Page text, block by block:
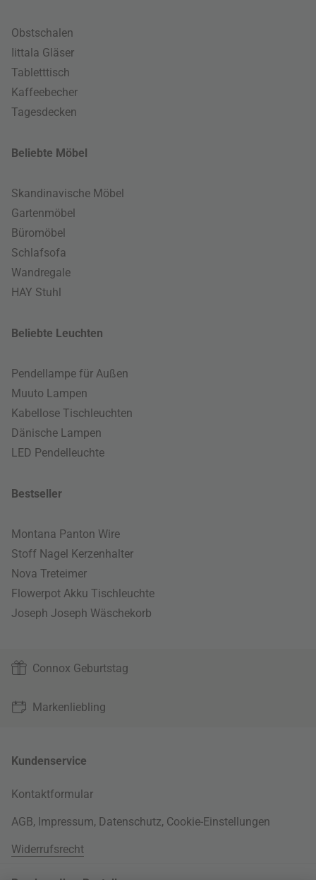
Obstschalen
Iittala Gläser
Tabletttisch
Kaffeebecher
Tagesdecken
Beliebte Möbel
Skandinavische Möbel
Gartenmöbel
Büromöbel
Schlafsofa
Wandregale
HAY Stuhl
Beliebte Leuchten
Pendellampe für Außen
Muuto Lampen
Kabellose Tischleuchten
Dänische Lampen
LED Pendelleuchte
Bestseller
Montana Panton Wire
Stoff Nagel Kerzenhalter
Nova Treteimer
Flowerpot Akku Tischleuchte
Joseph Joseph Wäschekorb
Connox Geburtstag
Markenliebling
Kundenservice
Kontaktformular
AGB, Impressum, Datenschutz, Cookie-Einstellungen
Widerrufsrecht